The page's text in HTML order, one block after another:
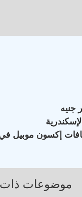
إكسون موبيل في
موضوعات